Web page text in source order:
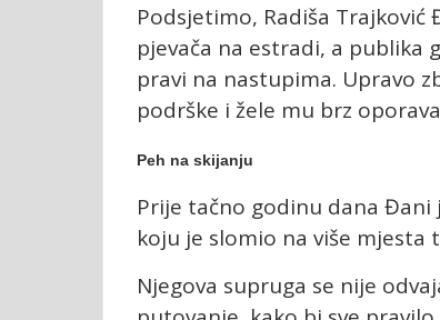
Podsjetimo, Radiša
pjevača na estradi, a
pravi na nastupima. Upravo
podrške i žele mu brz
Peh na skijanju
Prije tačno godinu dana
koju je slomio na više mjesta
Njegova supruga se nije